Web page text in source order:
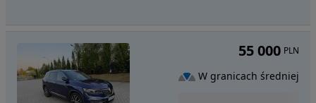
55 000 PLN
W granicach średniej